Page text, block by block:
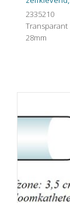
2335210
Transparant
28mm